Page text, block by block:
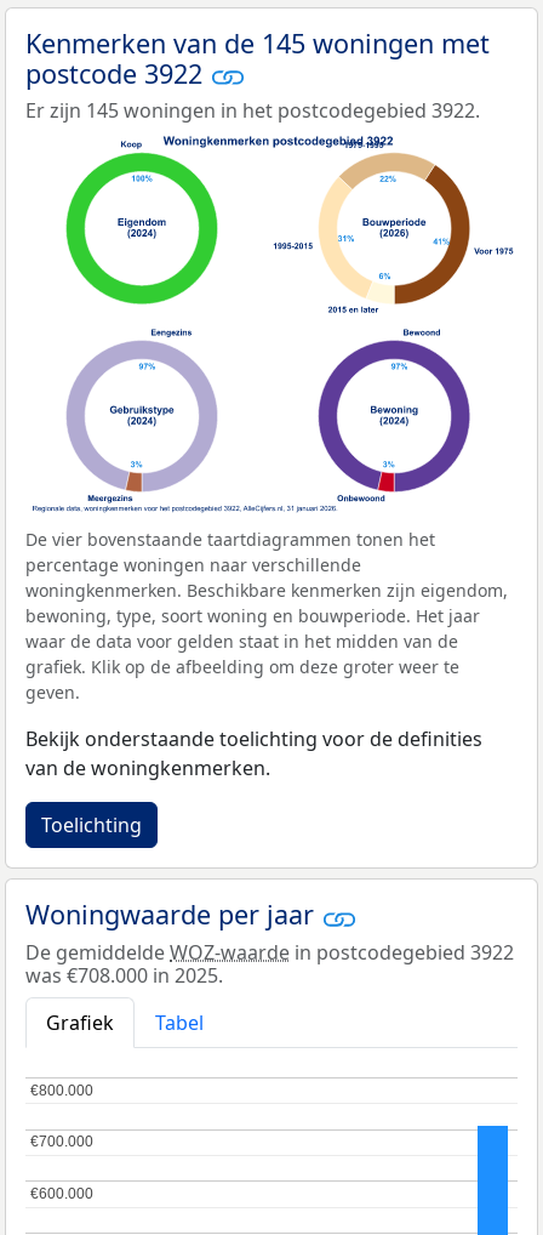
Kenmerken van de 145 woningen met
postcode 3922
Er zijn 145 woningen in het postcodegebied 3922.
De vier bovenstaande taartdiagrammen tonen het
percentage woningen naar verschillende
woningkenmerken. Beschikbare kenmerken zijn eigendom,
bewoning, type, soort woning en bouwperiode. Het jaar
waar de data voor gelden staat in het midden van de
grafiek. Klik op de afbeelding om deze groter weer te
geven.
Bekijk onderstaande toelichting voor de definities
van de woningkenmerken.
Toelichting
Woningwaarde per jaar
De gemiddeldeWOZ-waarde in postcodegebied 3922
was €708.000 in 2025.
Grafiek
Tabel
€600.000
€600.000
€700.000
€700.000
€800.000
€800.000